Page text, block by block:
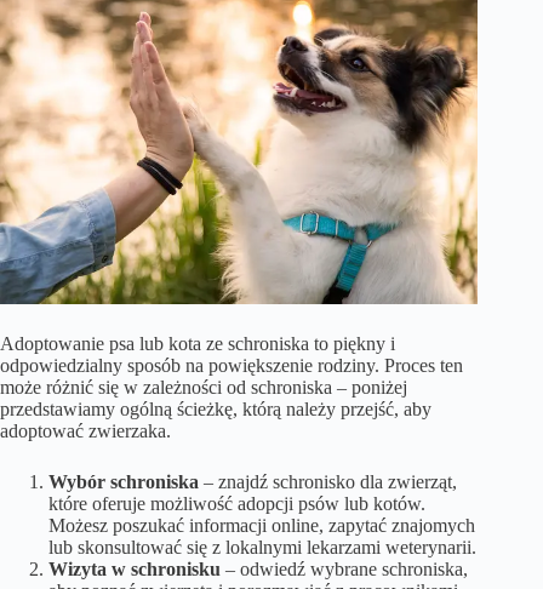
Adoptowanie psa lub kota ze schroniska to piękny i
odpowiedzialny sposób na powiększenie rodziny. Proces ten
może różnić się w zależności od schroniska – poniżej
przedstawiamy ogólną ścieżkę, którą należy przejść, aby
adoptować zwierzaka.
Wybór schroniska – znajdź schronisko dla zwierząt,
które oferuje możliwość adopcji psów lub kotów.
Możesz poszukać informacji online, zapytać znajomych
lub skonsultować się z lokalnymi lekarzami weterynarii.
Wizyta w schronisku – odwiedź wybrane schroniska,